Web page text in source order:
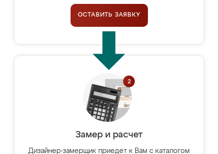
ОСТАВИТЬ ЗАЯВКУ
Замер и расчет
Дизайнер-замерщик приедет к Вам с каталогом